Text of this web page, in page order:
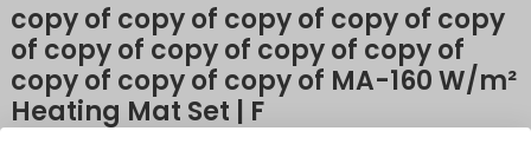
copy of copy of copy of copy of copy
of copy of copy of copy of copy of
copy of copy of copy of MA-160 W/m²
Heating Mat Set | F